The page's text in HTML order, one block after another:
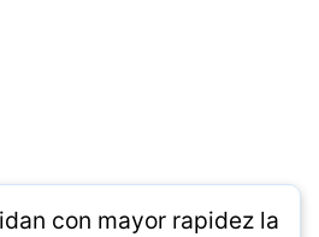
con mayor rapidez la